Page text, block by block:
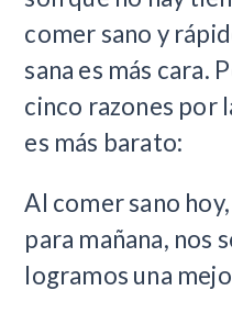
comer sano y
sana es más
cinco razones por
es más barato:
Al comer sano
para mañana, nos
logramos una